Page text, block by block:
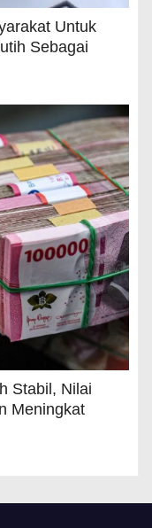
Untuk
Sebagai
Stabil, Nilai
Meningkat